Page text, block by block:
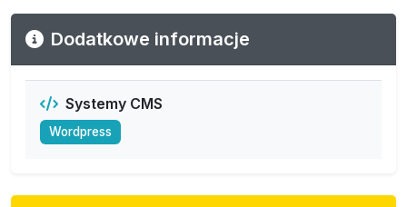
Dodatkowe informacje
Systemy CMS
Wordpress